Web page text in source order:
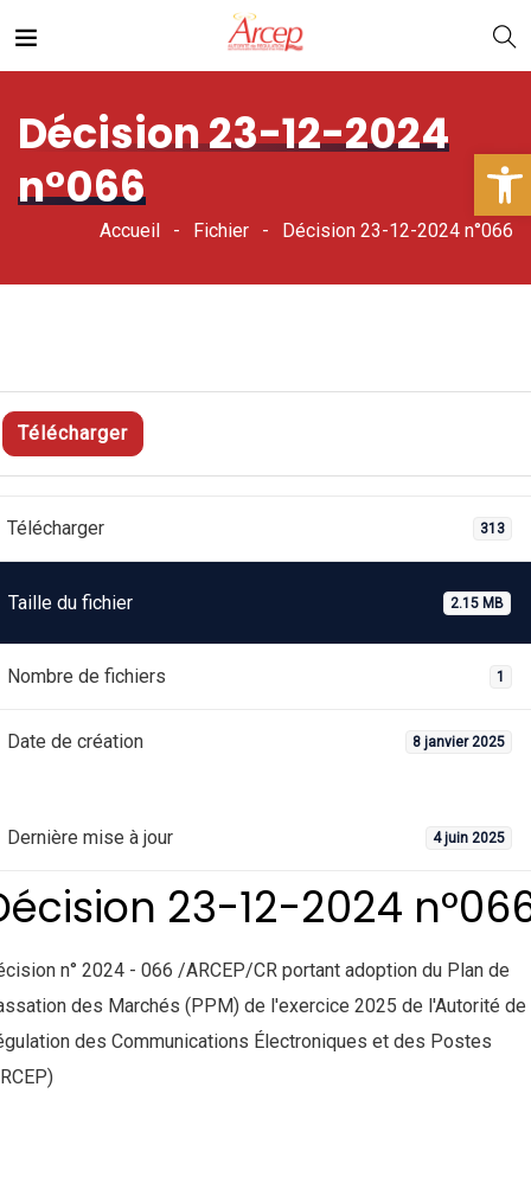
Décision 23-12-2024
n°066
Accueil Fichier Décision 23-12-2024 n°066
Télécharger
Télécharger 313
Taille du fichier 2.15 MB
Nombre de fichiers 1
Date de création 8 janvier 2025
Dernière mise à jour 4 juin 2025
23-12-2024
n° 2024 - 066 /ARCEP/CR portant adoption du Plan de
des Marchés (PPM) de l'exercice 2025 de l'Autorité de
des Communications Électroniques et des Postes